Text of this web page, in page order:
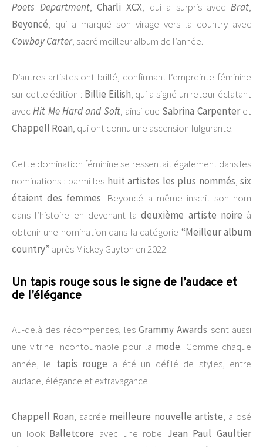
Poets Department,Charli XCX, qui a surpris avec Brat,
Beyoncé, qui a marqué son virage vers la country avec
Cowboy Carter, sacré meilleur album de l’année.
D’autres artistes ont brillé, confirmant l’empreinte féminine
sur cette édition : Billie Eilish, qui a signé un retour éclatant
avecHit Me Hard and Soft, ainsi que Sabrina Carpenteret
Chappell Roan, qui ont connu une ascension fulgurante.
Cette domination féminine se ressentait également dans les
nominations : parmi les huit artistes les plus nommés,six
étaient des femmes. Beyoncé a même inscrit son nom
dans l’histoire en devenant ladeuxième artiste noire à
obtenir une nomination dans la catégorie “Meilleur album
country” après Mickey Guyton en 2022.
Un tapis rouge sous le signe de l’audace et
de l’élégance
Au-delà des récompenses, lesGrammy Awards sont aussi
une vitrine incontournable pour la mode. Comme chaque
année, le tapis rouge a été un défilé de styles, entre
audace, élégance et extravagance.
Chappell Roan, sacrée meilleure nouvelle artiste, a osé
un look Balletcore avec une robe Jean Paul Gaultier